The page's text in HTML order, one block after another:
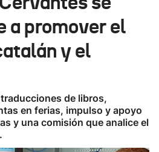
Ikusmiran
Eguraldia
a promover el
y el
de libros,
en ferias, impulso y apoyo
y una comisión que analice el